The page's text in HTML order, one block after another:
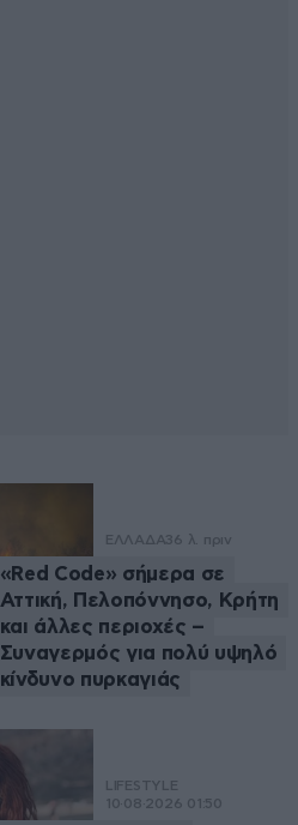
ΕΛΛΑΔΑ36 λ. πριν
«Red Code» σήμερα σε
Αττική, Πελοπόννησο, Κρήτη
και άλλες περιοχές –
Συναγερμός για πολύ υψηλό
κίνδυνο πυρκαγιάς
LIFESTYLE
10·08·2026 01:50